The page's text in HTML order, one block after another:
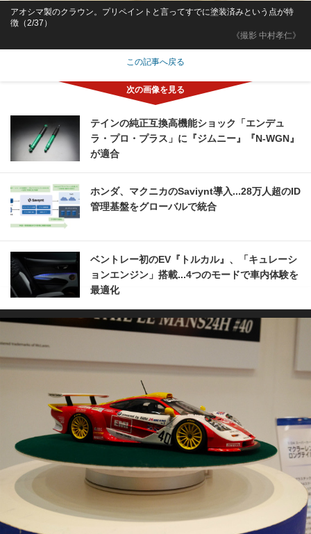
《撮影 中村孝仁》
アオシマ製のクラウン。プリペイントと言ってすでに塗装済みという点が特
徴（2/37）
この記事へ戻る
テインの純正互換高機能ショック「エンデュ
ラ・プロ・プラス」に『ジムニー』『N-WGN』
が適合
ホンダ、マクニカのSaviynt導入...28万人超のID
管理基盤をグローバルで統合
ベントレー初のEV『トルカル』、「キュレーシ
ョンエンジン」搭載...4つのモードで車内体験を
最適化